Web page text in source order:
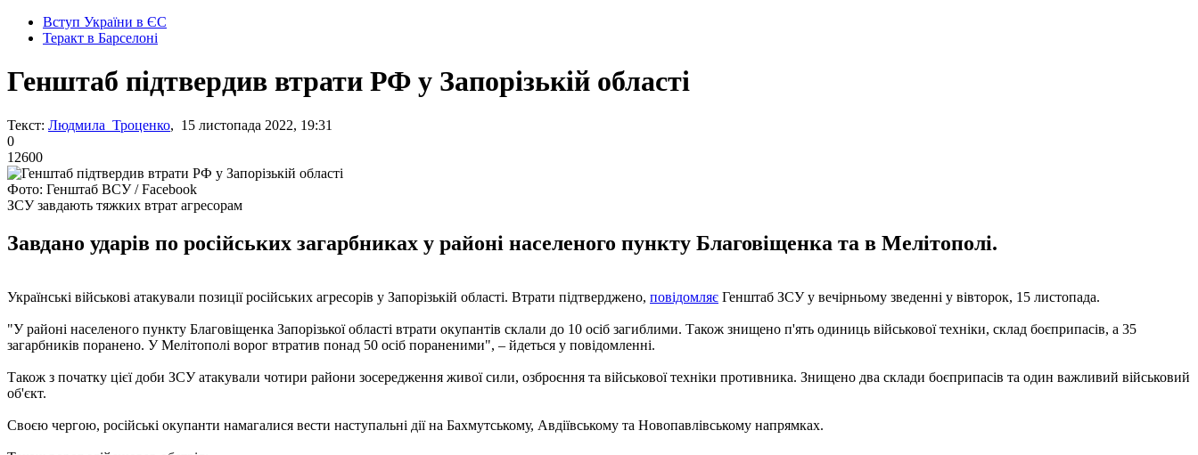
Вступ України в ЄС
Теракт в Барселоні
Генштаб підтвердив втрати РФ у Запорізькій області
Текст: Людмила Троценко, 15 листопада 2022, 19:31
0
12600
Фото: Генштаб ВСУ / Facebook
ЗСУ завдають тяжких втрат агресорам
Завдано ударів по російських загарбниках у районі населеного пункту Благовіщенка та в Мелітополі.
Українські військові атакували позиції російських агресорів у Запорізькій області. Втрати підтверджено, повідомляє Генштаб ЗСУ у вечірньому зведенні у вівторок, 15 листопада.
"У районі населеного пункту Благовіщенка Запорізької області втрати окупантів склали до 10 осіб загиблими. Також знищено п'ять одиниць військової техніки, склад боєприпасів, а 35
загарбників поранено. У Мелітополі ворог втратив понад 50 осіб пораненими", – йдеться у повідомленні.
Також з початку цієї доби ЗСУ атакували чотири райони зосередження живої сили, озброєння та військової техніки противника. Знищено два склади боєприпасів та один важливий військовий
об'єкт.
Своєю чергою, російські окупанти намагалися вести наступальні дії на Бахмутському, Авдіївському та Новопавлівському напрямках.